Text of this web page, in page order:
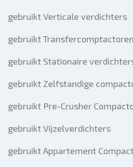
gebruikt Verticale verdichters
gebruikt Transfercomptactoren
gebruikt Stationaire
gebruikt Zelfstandige
gebruikt Pre-Crusher
gebruikt Vijzelverdichters
gebruikt Appartement